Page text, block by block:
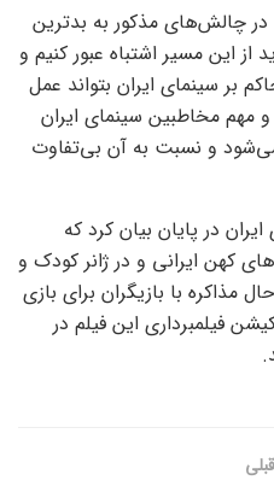
10 سال گذشته در چالش‌های مذکور به بدترین
این مسیر اشتباه عبور کنیم و
بر سینمای ایران بتواند عمل
مهم مخاطبین سینمای ایران
و نسبت به آن بی‌تفاوت
در پایان بیان کرد که
کهن ایرانی و در ژانر کودک و
با بازیگران برای بازی
فیلمبرداری این فیلم در